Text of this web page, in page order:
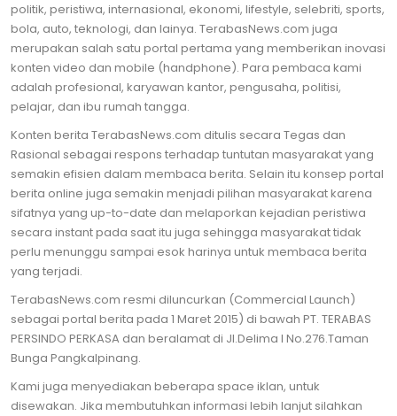
politik, peristiwa, internasional, ekonomi, lifestyle, selebriti, sports,
bola, auto, teknologi, dan lainya. TerabasNews.com juga
merupakan salah satu portal pertama yang memberikan inovasi
konten video dan mobile (handphone). Para pembaca kami
adalah profesional, karyawan kantor, pengusaha, politisi,
pelajar, dan ibu rumah tangga.
Konten berita TerabasNews.com ditulis secara Tegas dan
Rasional sebagai respons terhadap tuntutan masyarakat yang
semakin efisien dalam membaca berita. Selain itu konsep portal
berita online juga semakin menjadi pilihan masyarakat karena
sifatnya yang up-to-date dan melaporkan kejadian peristiwa
secara instant pada saat itu juga sehingga masyarakat tidak
perlu menunggu sampai esok harinya untuk membaca berita
yang terjadi.
TerabasNews.com resmi diluncurkan (Commercial Launch)
sebagai portal berita pada 1 Maret 2015) di bawah PT. TERABAS
PERSINDO PERKASA dan beralamat di Jl.Delima I No.276.Taman
Bunga Pangkalpinang.
Kami juga menyediakan beberapa space iklan, untuk
disewakan. Jika membutuhkan informasi lebih lanjut silahkan